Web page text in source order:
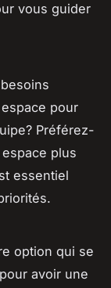
vous guider
pour
Préférez-
plus
essentiel
option qui se
avoir une